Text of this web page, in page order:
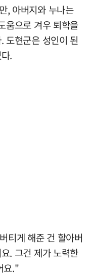
, 아버지와 누나는
움으로 겨우 퇴학을
도현군은 성인이 된
.
티게 해준 건 할아버
. 그건 제가 노력한
요."